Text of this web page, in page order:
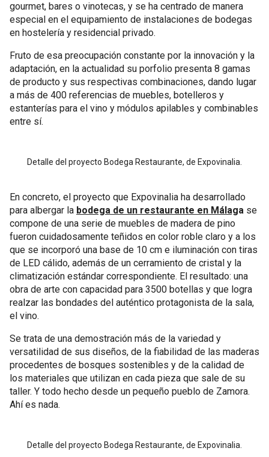
gourmet, bares o vinotecas, y se ha centrado de manera
especial en el equipamiento de instalaciones de bodegas
en hostelería y residencial privado.
Fruto de esa preocupación constante por la innovación y la
adaptación, en la actualidad su porfolio presenta 8 gamas
de producto y sus respectivas combinaciones, dando lugar
a más de 400 referencias de muebles, botelleros y
estanterías para el vino y módulos apilables y combinables
entre sí.
Detalle del proyecto Bodega Restaurante, de Expovinalia.
En concreto, el proyecto que Expovinalia ha desarrollado
para albergar la bodega de un restaurante en Málaga se
compone de una serie de muebles de madera de pino
fueron cuidadosamente teñidos en color roble claro y a los
que se incorporó una base de 10 cm e iluminación con tiras
de LED cálido, además de un cerramiento de cristal y la
climatización estándar correspondiente. El resultado: una
obra de arte con capacidad para 3500 botellas y que logra
realzar las bondades del auténtico protagonista de la sala,
el vino.
Se trata de una demostración más de la variedad y
versatilidad de sus diseños, de la fiabilidad de las maderas
procedentes de bosques sostenibles y de la calidad de
los materiales que utilizan en cada pieza que sale de su
taller. Y todo hecho desde un pequeño pueblo de Zamora.
Ahí es nada.
Detalle del proyecto Bodega Restaurante, de Expovinalia.